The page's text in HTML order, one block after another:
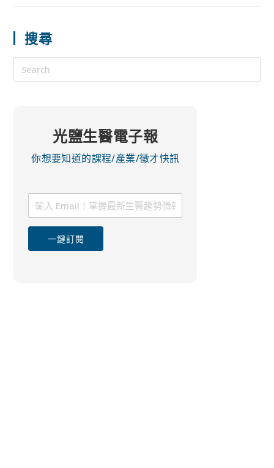
搜尋
光鹽生醫電子報
你想要知道的課程/產業/徵才快訊
一鍵訂閱